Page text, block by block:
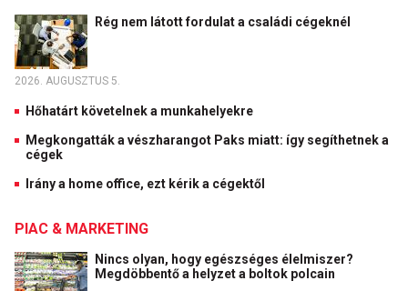
Rég nem látott fordulat a családi cégeknél
2026. AUGUSZTUS 5.
Hőhatárt követelnek a munkahelyekre
Megkongatták a vészharangot Paks miatt: így segíthetnek a
cégek
Irány a home office, ezt kérik a cégektől
PIAC & MARKETING
Nincs olyan, hogy egészséges élelmiszer?
Megdöbbentő a helyzet a boltok polcain